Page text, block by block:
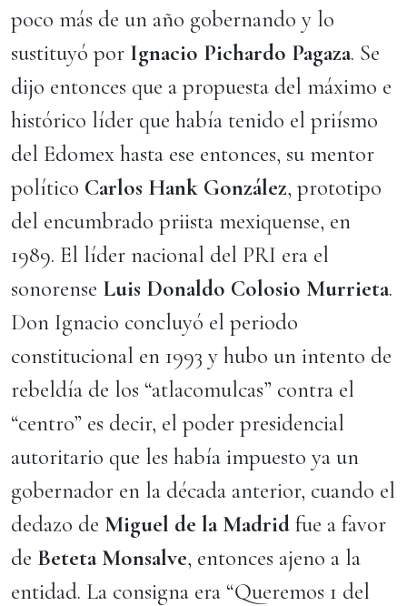
poco más de un año gobernando y lo
sustituyó por Ignacio Pichardo Pagaza. Se
dijo entonces que a propuesta del máximo e
histórico líder que había tenido el priísmo
del Edomex hasta ese entonces, su mentor
político Carlos Hank González, prototipo
del encumbrado priista mexiquense, en
1989. El líder nacional del PRI era el
sonorense Luis Donaldo Colosio Murrieta.
Don Ignacio concluyó el periodo
constitucional en 1993 y hubo un intento de
rebeldía de los “atlacomulcas” contra el
“centro” es decir, el poder presidencial
autoritario que les había impuesto ya un
gobernador en la década anterior, cuando el
dedazo de Miguel de la Madrid fue a favor
de Beteta Monsalve, entonces ajeno a la
entidad. La consigna era “Queremos 1 del